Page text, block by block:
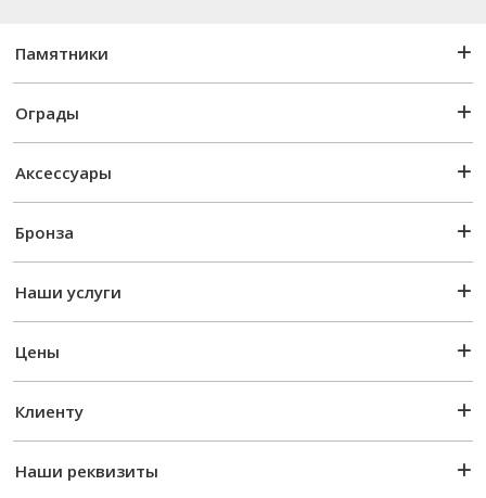
Памятники
Ограды
Аксессуары
Бронза
Наши услуги
Цены
Клиенту
Наши реквизиты